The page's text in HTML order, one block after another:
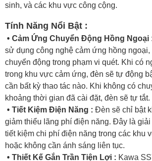
sinh, và các khu vực công cộng.
Tính Năng Nổi Bật :
• Cảm Ứng Chuyển Động Hồng Ngoại
sử dụng công nghệ cảm ứng hồng
chuyển động trong phạm vi quét. Khi có
trong khu vực cảm ứng, đèn sẽ tự động
cần bất kỳ thao tác nào. Khi không có
khoảng thời gian đã cài đặt, đèn sẽ tự tắt.
• Tiết Kiệm Điện Năng : Đèn sẽ chỉ bật
giảm thiểu lãng phí điện năng. Đây là
tiết kiệm chi phí điện năng trong các khu
hoặc không cần ánh sáng liên tục.
• Thiết Kế Gắn Trần Tiện Lợi : Kawa